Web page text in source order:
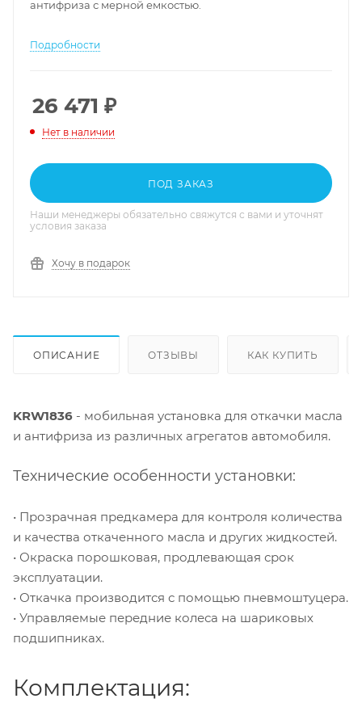
антифриза с мерной емкостью.
Подробности
26 471 ₽
Нет в наличии
ПОД ЗАКАЗ
Наши менеджеры обязательно свяжутся с вами и уточнят
условия заказа
Хочу в подарок
ОПИСАНИЕ ОТЗЫВЫ КАК КУПИТЬ
KRW1836 - мобильная установка для откачки масла
и антифриза из различных агрегатов автомобиля.
Технические особенности установки:
• Прозрачная предкамера для контроля количества
и качества откаченного масла и других жидкостей.
• Окраска порошковая, продлевающая срок
эксплуатации.
• Откачка производится с помощью пневмоштуцера.
• Управляемые передние колеса на шариковых
подшипниках.
Комплектация: